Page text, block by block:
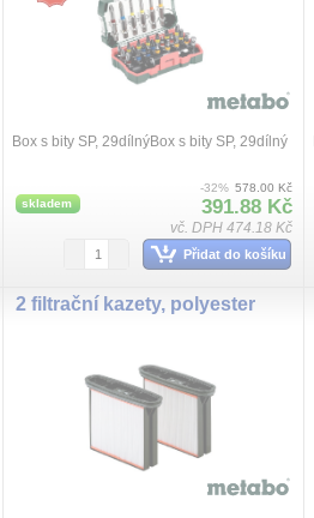
Box s bity SP, 29dílnýBox s bity SP, 29dílný
skladem
-32% 578.00 Kč
391.88 Kč
vč. DPH 474.18 Kč
Přidat do košíku
2 filtrační kazety, polyester